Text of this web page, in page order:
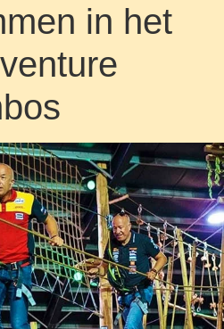
in het